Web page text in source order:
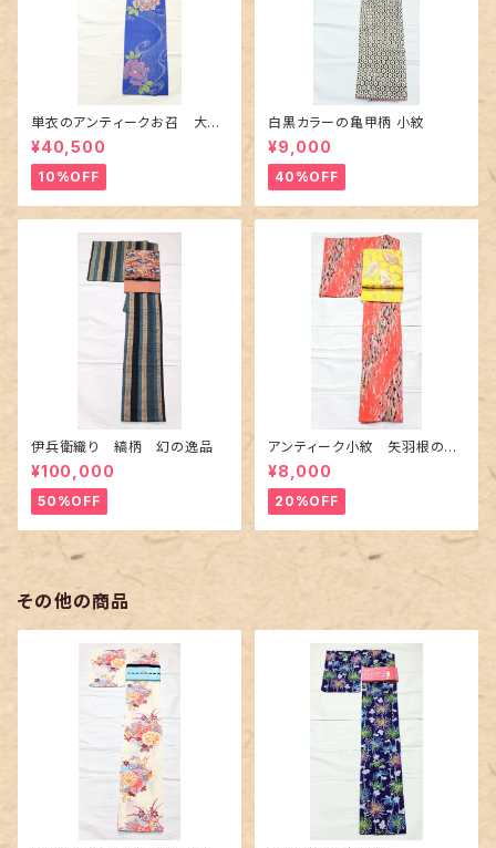
単衣のアンティークお召 大輪
の薔薇柄柄
¥40,500
10%OFF
白黒カラーの亀甲柄 小紋
¥9,000
40%OFF
伊兵衛織り 縞柄 幻の逸品
¥100,000
50%OFF
アンティーク小紋 矢羽根の地
紋に短冊柄 裄６６cm
¥8,000
20%OFF
その他の商品